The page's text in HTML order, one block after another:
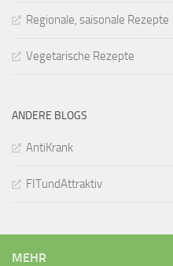
Regionale, saisonale Rezepte
Vegetarische Rezepte
ANDERE BLOGS
AntiKrank
FITundAttraktiv
MEHR